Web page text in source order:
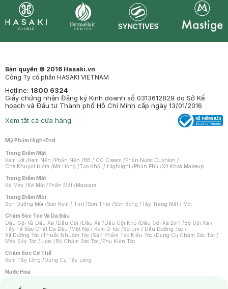
Bản quyền © 2016 Hasaki.vn
Công Ty cổ phần HASAKI VIETNAM
Hotline: 1800 6324
Giấy chứng nhận Đăng ký Kinh doanh số 0313612829 do Sở Kế
hoạch và Đầu tư Thành phố Hồ Chí Minh cấp ngày 13/01/2016
Xem tất cả cửa hàng
Mỹ Phẩm High-End
Trang Điểm Mặt
Kem Lót /Kem Nền /Phấn Nền /BB / CC Cream /Phấn Nước Cushion /
Che Khuyết Điểm /Má Hồng /Tạo Khối / Highlight /Phấn Phủ /Xịt Khoá Makeup
Trang Điểm Mắt
Kẻ Mày /Kẻ Mắt /Phấn Mắt /Mascara
Trang Điểm Môi
Son Dưỡng Môi /Son Kem / Tint /Son Thỏi /Son Bóng /Tẩy Trang Mắt / Môi
Chăm Sóc Tóc Và Da Đầu
Dầu Gội Và Dầu Xả /Dầu Gội /Dầu Xả /Dầu Gội Khô /Dầu Gội Xả 2in1 /Bộ Gội Xả /
Tẩy Tế Bào Chết Da Đầu /Mặt Nạ / Kem Ủ Tóc /Serum / Dầu Dưỡng Tóc /
Xịt Dưỡng Tóc /Thuốc Nhuộm Tóc /Sản Phẩm Tạo Kiểu Tóc /Dụng Cụ Chăm Sóc Tóc /
Máy Sấy Tóc /Lược /Bộ Chăm Sóc Tóc /Phụ Kiện Tóc
Chăm Sóc Cơ Thể
Kem Tẩy Lông /Dụng Cụ Tẩy Lông
Nước Hoa
Nước Hoa Nữ